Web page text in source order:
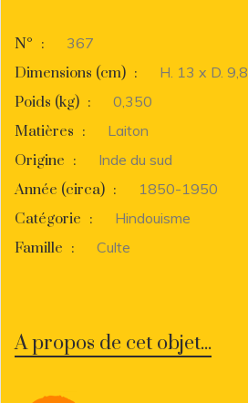
N° :
367
Dimensions (cm) :
H. 13 x D. 9,8
Poids (kg) :
0,350
Matières :
Laiton
Origine :
Inde du sud
Année (circa) :
1850-1950
Catégorie :
Hindouisme
Famille : Culte
A propos de cet objet...